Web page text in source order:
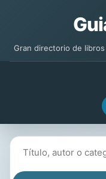
Gran directorio de libros